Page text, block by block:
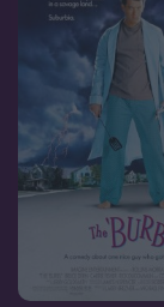
Hirdetés